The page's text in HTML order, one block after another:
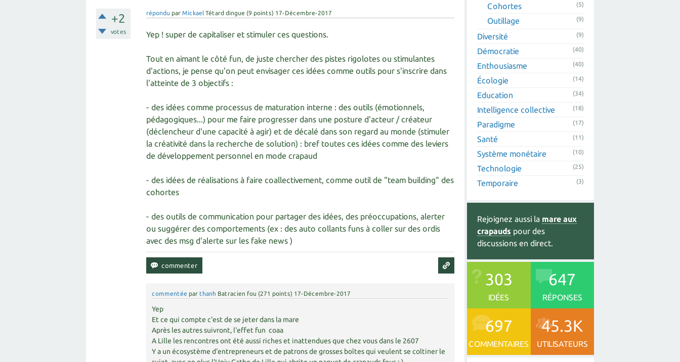
+2
votes
répondu parMickael Tétard dingue (9 points) 17-Décembre-2017
Yep ! super de capitaliser et stimuler ces questions.
Tout en aimant le côté fun, de juste chercher des pistes rigolotes ou stimulantes
d'actions, je pense qu'on peut envisager ces idées comme outils pour s'inscrire dans
l'atteinte de 3 objectifs :
- des idées comme processus de maturation interne : des outils (émotionnels,
pédagogiques...) pour me faire progresser dans une posture d'acteur / créateur
(déclencheur d'une capacité à agir) et de décalé dans son regard au monde (stimuler
la créativité dans la recherche de solution) : bref toutes ces idées comme des leviers
de développement personnel en mode crapaud
- des idées de réalisations à faire coallectivement, comme outil de "team building" des
cohortes
- des outils de communication pour partager des idées, des préoccupations, alerter
ou suggérer des comportements (ex : des auto collants funs à coller sur des ordis
avec des msg d'alerte sur les fake news )
commentée par thanh Batracien fou (271 points) 17-Décembre-2017
Yep
Et ce qui compte c'est de se jeter dans la mare
Après les autres suivront, l'effet fun coaa
A Lille les rencontres ont été aussi riches et inattendues que chez vous dans le 2607
Y a un écosystème d'entrepreneurs et de patrons de grosses boîtes qui veulent se coltiner le
Cohortes (5)
Outillage (9)
Diversité (9)
Démocratie (40)
Enthousiasme (40)
Écologie (14)
Education (34)
Intelligence collective (18)
Paradigme (17)
Santé (11)
Système monétaire (10)
Technologie (25)
Temporaire (3)
Rejoignez aussi la mare aux
crapauds pour des
discussions en direct.
303
IDÉES
647
RÉPONSES
697
COMMENTAIRES
45.3K
UTILISATEURS